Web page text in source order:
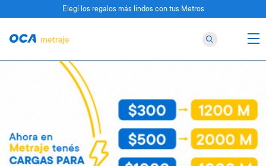
Elegí los regalos más lindos con tus Metros